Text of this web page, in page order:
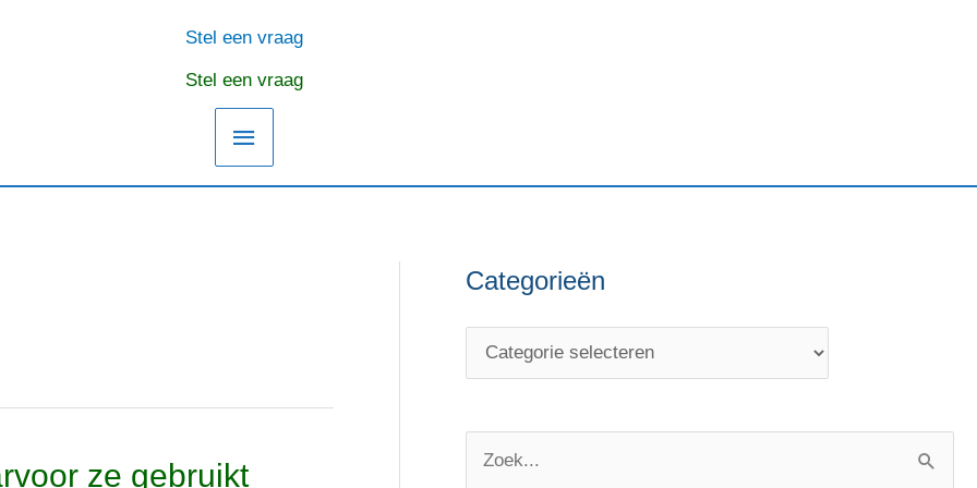
Hoofdmenu
Stel een vraag
Stel een vraag
ze gebruikt
Categorieën
C
O